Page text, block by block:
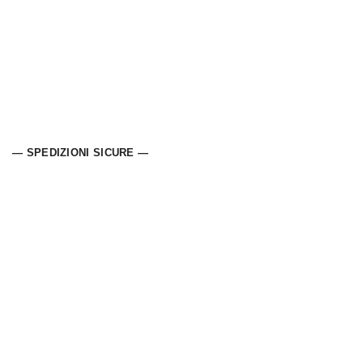
— SPEDIZIONI SICURE —